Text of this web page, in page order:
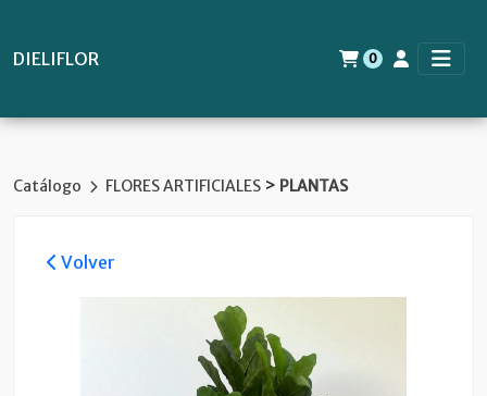
DIELIFLOR 0
Catálogo FLORES ARTIFICIALES > PLANTAS
Volver